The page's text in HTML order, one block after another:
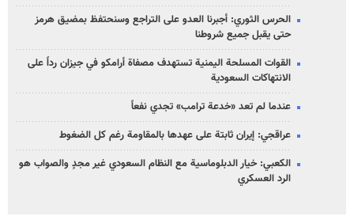
الحرس الثوري: أجبرنا العدو على التراجع وسنحتفظ بمضيق هرمز
حتى يقبل جميع شروطنا
القوات المسلحة اليمنية تستهدف مصفاة أرامكو في جيزان رداً على
الانتهاكات السعودية
عندما لم تعد «خدعة ترامب» تجدي نفعاً
عراقجي: إيران ثابتة على عهدها بالمقاومة رغم كل الضغوط
الكعبي: خيار الدبلوماسية مع النظام السعودي غير مجدٍ والصواب هو
الرد العسكري